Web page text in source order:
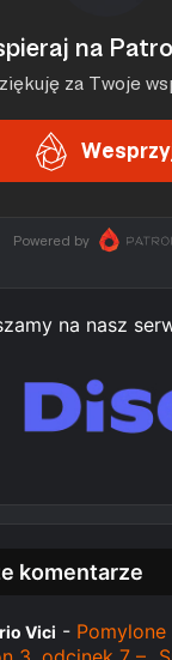
na nasz
komentarze
Vici -